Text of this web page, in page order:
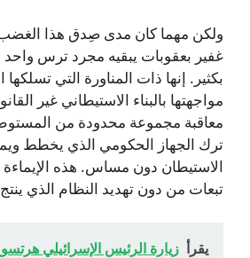
ولكن مهما كان مدى صِدق هذا
غفير بعقوبات يبقيه مجرد ترس واحد
بكثير. إنها ذات المناورة التي تسلكها
مواجهتها بالبناء الاستيطاني غير
معاقبة مجموعة محدودة من
ترك الجهاز الحكومي الذي يخطط
الاستيطان دون مساس. هذه
تبعات من دون تهديد النظام الذي
يقرأ زيارة الرئيس الإسرائيلي